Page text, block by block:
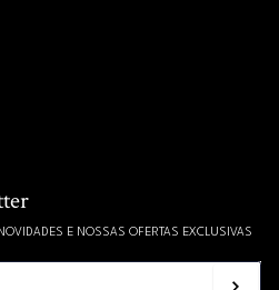
E NOSSAS OFERTAS EXCLUSIVAS